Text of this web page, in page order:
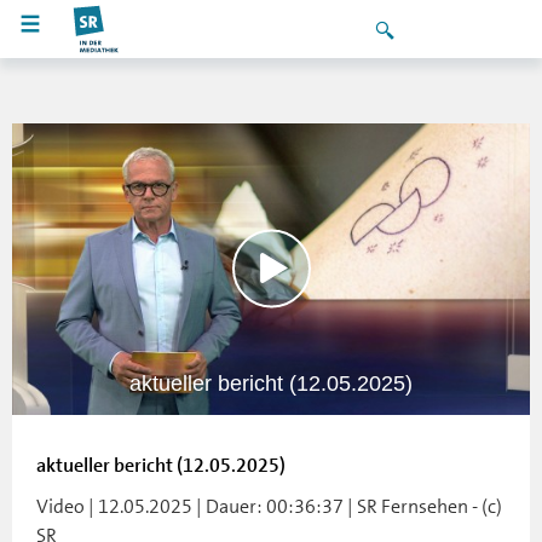
aktueller bericht (12.05.2025)
aktueller bericht (12.05.2025)
Video | 12.05.2025 | Dauer: 00:36:37 | SR Fernsehen - (c)
SR